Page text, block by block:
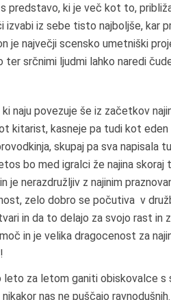
predstavo, ki je več kot to,
izvabi iz sebe tisto najboljše, kar
je največji scensko umetniški
ter srčnimi ljudmi lahko naredi
naju povezuje še iz začetkov
kitarist, kasneje pa tudi kot
skupaj pa sva napisala
bo med igralci že najina
je nerazdružljiv z najinim
zelo dobro se počutiva v
in da to delajo za svojo rast in
in je velika dragocenost za
leto za letom ganiti obiskovalce s
nas ne puščajo